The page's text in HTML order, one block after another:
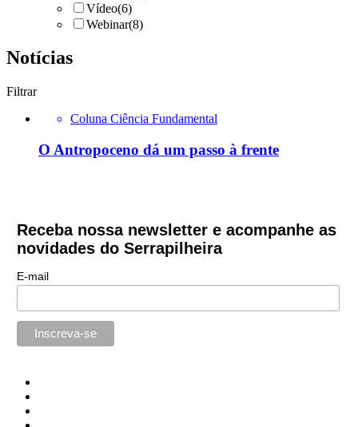
Vídeo(6)
Webinar(8)
Notícias
Filtrar
Coluna Ciência Fundamental
O Antropoceno dá um passo à frente
Receba nossa newsletter e acompanhe as
novidades do Serrapilheira
E-mail